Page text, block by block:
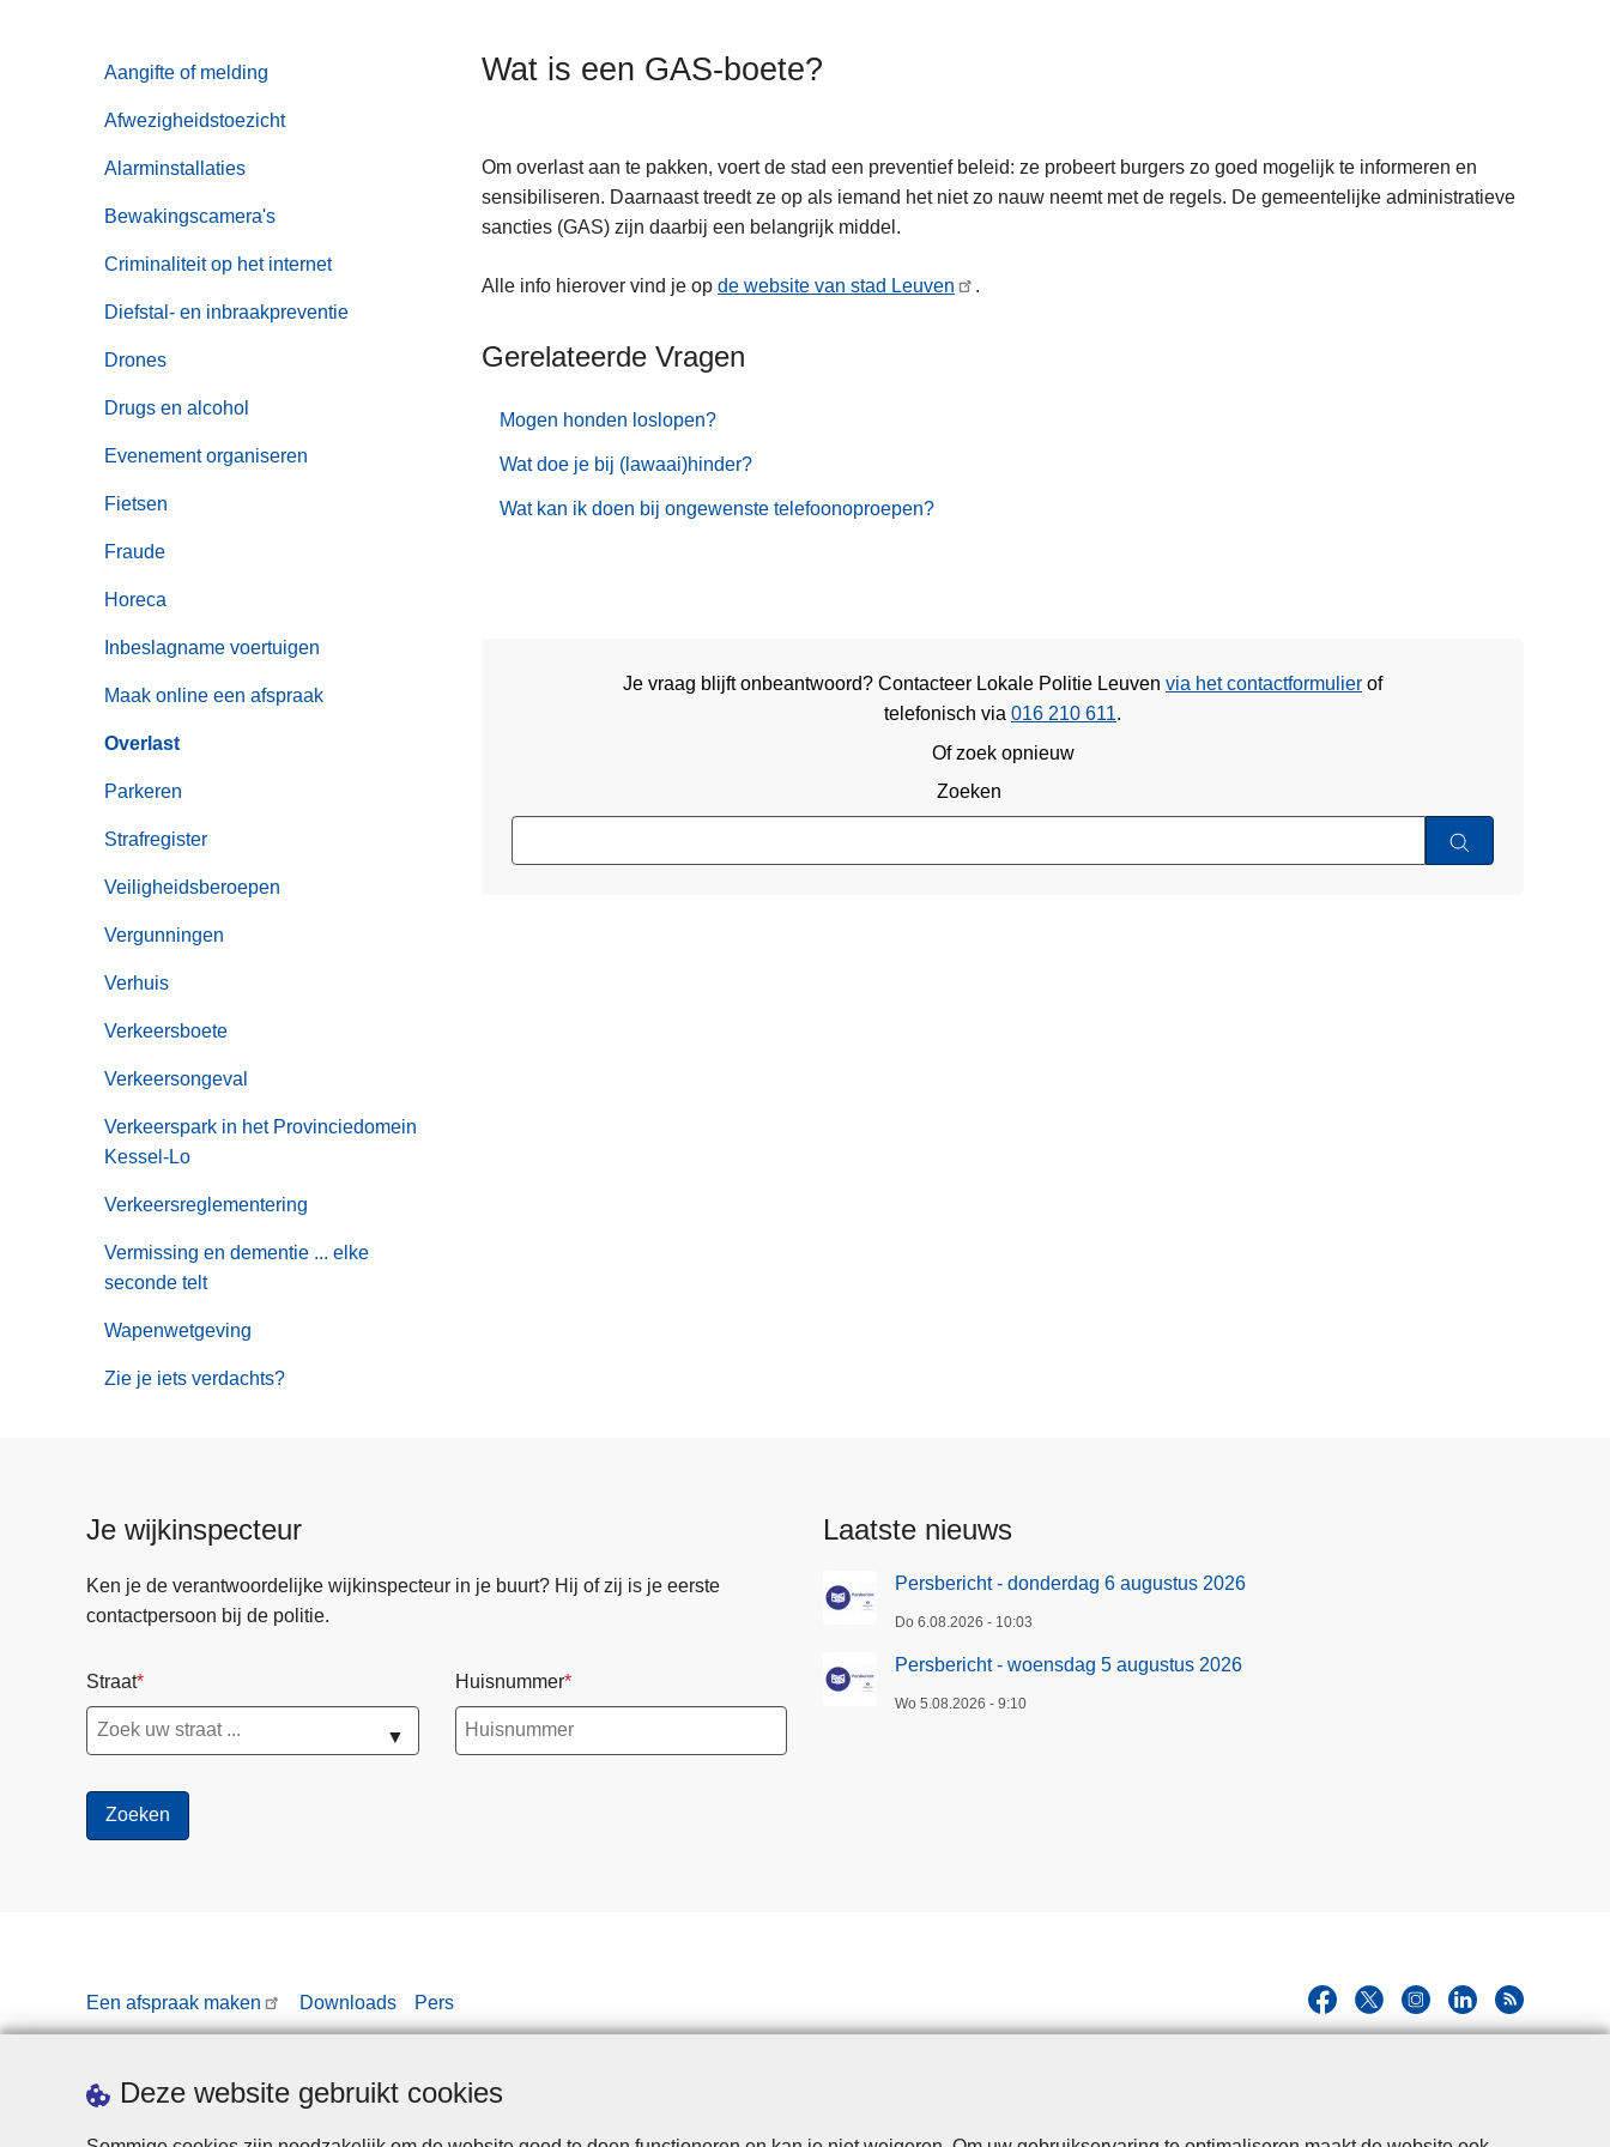
Deze website gebruikt cookies
Aangifte of melding
Afwezigheidstoezicht
Alarminstallaties
Bewakingscamera's
Criminaliteit op het internet
Diefstal- en inbraakpreventie
Drones
Drugs en alcohol
Evenement organiseren
Fietsen
Fraude
Horeca
Inbeslagname voertuigen
Maak online een afspraak
Overlast
Parkeren
Strafregister
Veiligheidsberoepen
Vergunningen
Verhuis
Verkeersboete
Verkeersongeval
Verkeerspark in het Provinciedomein
Kessel-Lo
Verkeersreglementering
Vermissing en dementie ... elke
seconde telt
Wapenwetgeving
Zie je iets verdachts?
Wat is een GAS-boete?
Om overlast aan te pakken, voert de stad een preventief beleid: ze probeert burgers zo goed mogelijk te informeren en
sensibiliseren. Daarnaast treedt ze op als iemand het niet zo nauw neemt met de regels. De gemeentelijke administratieve
sancties (GAS) zijn daarbij een belangrijk middel.
Alle info hierover vind je op de website van stad Leuven .
Gerelateerde Vragen
Mogen honden loslopen?
Wat doe je bij (lawaai)hinder?
Wat kan ik doen bij ongewenste telefoonoproepen?
Je vraag blijft onbeantwoord? Contacteer Lokale Politie Leuven via het contactformulier of
telefonisch via 016 210 611.
Of zoek opnieuw
Zoeken
Je wijkinspecteur
Ken je de verantwoordelijke wijkinspecteur in je buurt? Hij of zij is je eerste
contactpersoon bij de politie.
Straat
▼
Huisnummer
Laatste nieuws
Persbericht - donderdag 6 augustus 2026
Do 6.08.2026 - 10:03
Persbericht - woensdag 5 augustus 2026
Wo 5.08.2026 - 9:10
Een afspraak maken Downloads Pers